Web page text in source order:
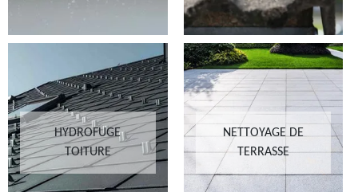
HYDROFUGE
TOITURE
NETTOYAGE DE
TERRASSE